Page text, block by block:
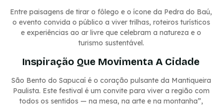
Entre paisagens de tirar o fôlego e o ícone da Pedra do Baú,
o evento convida o público a viver trilhas, roteiros turísticos
e experiências ao ar livre que celebram a natureza e o
turismo sustentável.
Inspiração Que Movimenta A Cidade
São Bento do Sapucaí é o coração pulsante da Mantiqueira
Paulista. Este festival é um convite para viver a região com
todos os sentidos — na mesa, na arte e na montanha”,